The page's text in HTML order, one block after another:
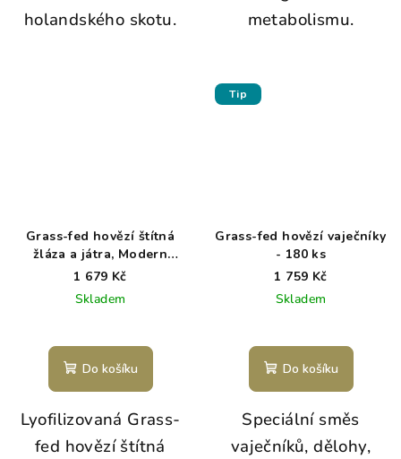
holandského skotu.
metabolismu.
Grass-fed hovězí štítná
žláza a játra, Modern
Native, 180 ks
1 679 Kč
Skladem
Do košíku
Lyofilizovaná Grass-
fed hovězí štítná
Tip
Grass-fed hovězí vaječníky
- 180 ks
1 759 Kč
Skladem
Do košíku
Speciální směs
vaječníků, dělohy,